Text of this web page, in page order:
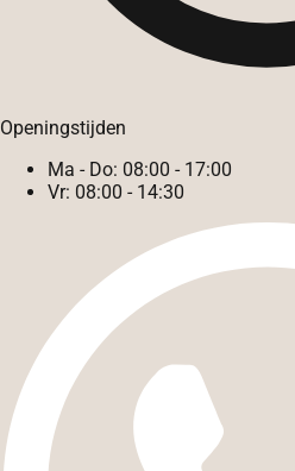
Openingstijden
Ma - Do: 08:00 - 17:00
Vr: 08:00 - 14:30